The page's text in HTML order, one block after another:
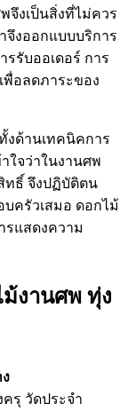
จึงเป็นสิ่งที่ไม่ควร
จึงออกแบบบริการ
รรับออเดอร์ การ
อลดภาระของ
งด้านเทคนิคการ
ใจว่าในงานศพ
ทธิ์ จึงปฏิบัติตน
บครัวเสมอ ดอกไม้
แสดงความ
งานศพ ทุ่ง
รุ วัดประจำ